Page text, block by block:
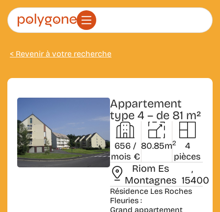
< Revenir à votre recherche
Appartement
type 4 – de 81 m²
656 /
mois €
80.85m2
4
pièces
Riom Es
Montagnes
,
15400
Résidence Les Roches
Fleuries :
Grand appartement